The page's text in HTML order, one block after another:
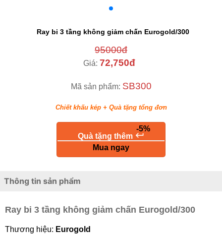
Ray bi 3 tầng không giảm chấn Eurogold/300
95000đ
Giá: 72,750đ
Mã sản phẩm: SB300
Chiết khấu kép + Quà tặng tổng đơn
-5%
Quà tặng thêm keyboard_return
Mua ngay
Thông tin sản phẩm
Ray bi 3 tầng không giảm chấn Eurogold/300
Thương hiệu: Eurogold